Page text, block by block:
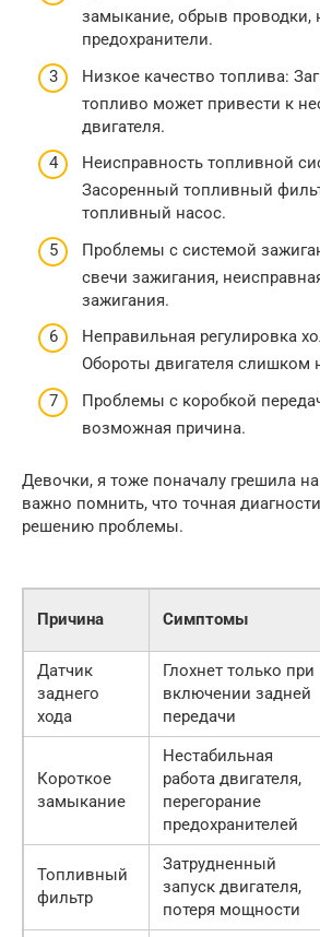
замыкание, обрыв проводки,
предохранители.
Низкое качество топлива:
топливо может привести к
двигателя.
Неисправность топливной
Засоренный топливный
топливный насос.
Проблемы с системой
свечи зажигания,
зажигания.
Неправильная регулировка
Обороты двигателя слишком
Проблемы с коробкой
возможная причина.
Девочки, я тоже поначалу грешила
важно помнить, что точная
решению проблемы.
Причина Симптомы
Датчик
заднего
хода
Глохнет только при
включении задней
передачи
Короткое
замыкание
Нестабильная
работа двигателя,
перегорание
предохранителей
Топливный
фильтр
Затрудненный
запуск двигателя,
потеря мощности